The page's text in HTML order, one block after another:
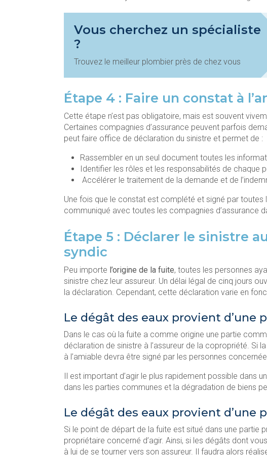
Vous cherchez un spécialiste
?
Trouvez le meilleur plombier près de chez vous
Étape 4 : Faire un constat à
Cette étape n’est pas obligatoire, mais est souvent
Certaines compagnies d’assurance peuvent parfois
peut faire office de déclaration du sinistre et permet de :
Rassembler en un seul document toutes les
Identifier les rôles et les responsabilités de chaque
Accélérer le traitement de la demande et de
Une fois que le constat est complété et signé par
communiqué avec toutes les compagnies d’assurance
Étape 5 : Déclarer le sinistre
syndic
Peu importe l’origine de la fuite, toutes les personnes
sinistre chez leur assureur. Un délai légal de cinq jours
la déclaration. Cependant, cette déclaration varie en
Le dégât des eaux provient d’une
Dans le cas où la fuite a comme origine une partie
déclaration de sinistre à l’assureur de la copropriété. Si
à l’amiable devra être signé par les personnes
Il est important d’agir le plus rapidement possible dans
dans les parties communes et la dégradation de biens
Le dégât des eaux provient d’une
Si le point de départ de la fuite est situé dans une partie
propriétaire concerné d’agir. Ainsi, si les dégâts dont
à lui de se tourner vers son assureur. Il faudra alors